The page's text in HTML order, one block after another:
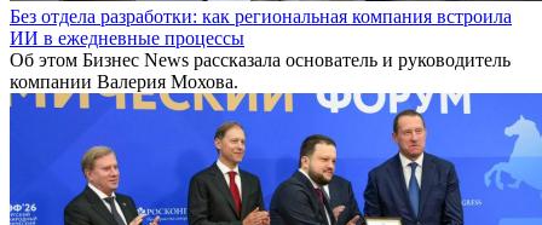
Без отдела разработки: как региональная компания встроила
ИИ в ежедневные процессы
Об этом Бизнес News рассказала основатель и руководитель
компании Валерия Мохова.